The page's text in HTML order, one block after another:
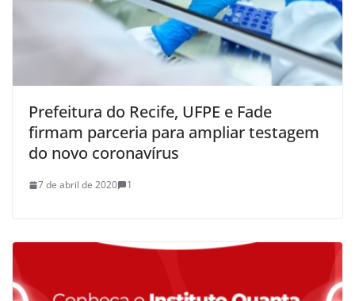
Prefeitura do Recife, UFPE e Fade
firmam parceria para ampliar testagem
do novo coronavírus
7 de abril de 2020 1